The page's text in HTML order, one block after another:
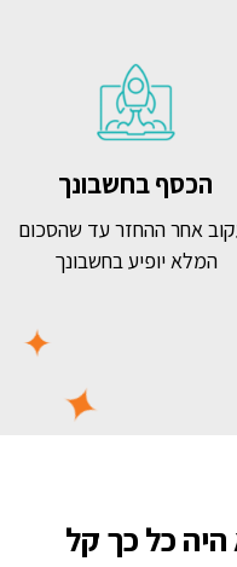
הכסף בחשבונך
אחר ההחזר עד שהסכום
המלא יופיע בחשבונך
כל כך קל